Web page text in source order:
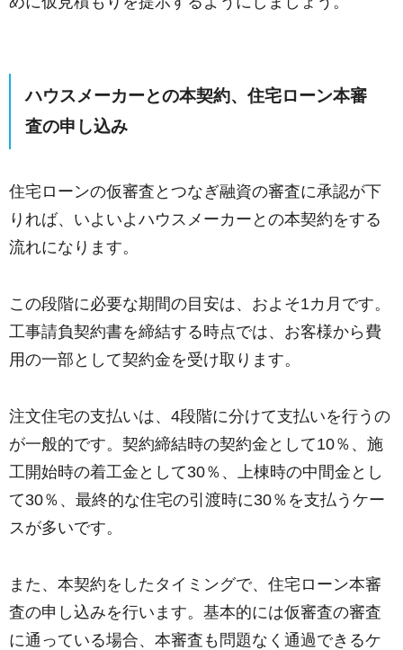
ハウスメーカーとの本契約、住宅ローン本審
査の申し込み
住宅ローンの仮審査とつなぎ融資の審査に承認が下
りれば、いよいよハウスメーカーとの本契約をする
流れになります。
この段階に必要な期間の目安は、およそ1カ月です。
工事請負契約書を締結する時点では、お客様から費
用の一部として契約金を受け取ります。
注文住宅の支払いは、4段階に分けて支払いを行うの
が一般的です。契約締結時の契約金として10％、施
工開始時の着工金として30％、上棟時の中間金とし
て30％、最終的な住宅の引渡時に30％を支払うケー
スが多いです。
また、本契約をしたタイミングで、住宅ローン本審
査の申し込みを行います。基本的には仮審査の審査
に通っている場合、本審査も問題なく通過できるケ